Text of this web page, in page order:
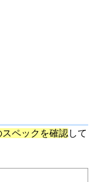
ペックを確認して